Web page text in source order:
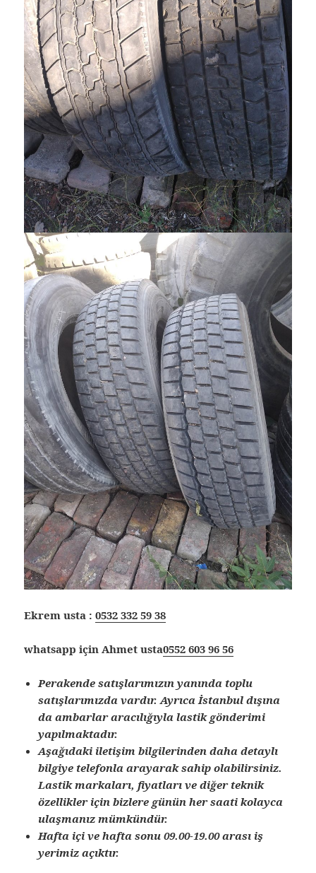
Ekrem usta :0532 332 59 38
whatsapp için Ahmet usta0552 603 96 56
Perakende satışlarımızın yanında toplu
satışlarımızda vardır. Ayrıca İstanbul dışına
da ambarlar aracılığıyla lastik gönderimi
yapılmaktadır.
Aşağıdaki iletişim bilgilerinden daha detaylı
bilgiye telefonla arayarak sahip olabilirsiniz.
Lastik markaları, fiyatları ve diğer teknik
özellikler için bizlere günün her saati kolayca
ulaşmanız mümkündür.
Hafta içi ve hafta sonu 09.00-19.00 arası iş
yerimiz açıktır.